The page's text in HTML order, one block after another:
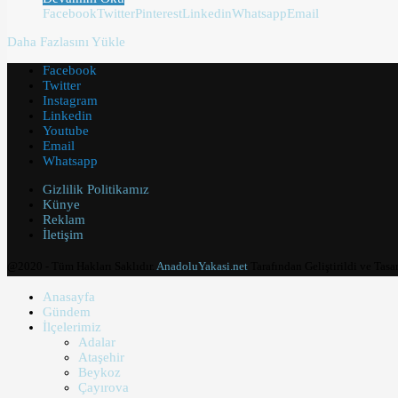
FacebookTwitterPinterestLinkedinWhatsappEmail
Daha Fazlasını Yükle
Facebook
Twitter
Instagram
Linkedin
Youtube
Email
Whatsapp
Gizlilik Politikamız
Künye
Reklam
İletişim
AnadoluYakasi.net
Anasayfa
Gündem
İlçelerimiz
Adalar
Ataşehir
Beykoz
Çayırova